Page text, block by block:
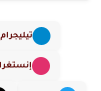
تيليجرام